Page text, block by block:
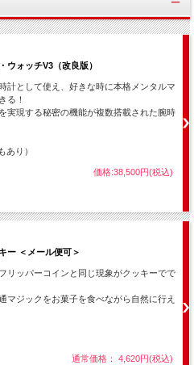
ウォッチV3（改良版）
計として使え、好きな時に本格メンタルマ
る！
実現する秘密の機能が複数搭載された腕時
あり）
価格:38,500円(税込)
ー ＜メール便可＞
リッパーコインと同じ現象がクッキーでで
マジックをお菓子を食べながら自然に行え
通常価格： 4,620円(税込)